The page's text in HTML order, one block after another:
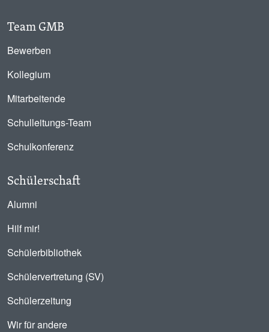
Team GMB
Bewerben
Kollegium
Mitarbeitende
Schulleitungs-Team
Schulkonferenz
Schülerschaft
Alumni
Hilf mir!
Schülerbibliothek
Schülervertretung (SV)
Schülerzeitung
Wir für andere